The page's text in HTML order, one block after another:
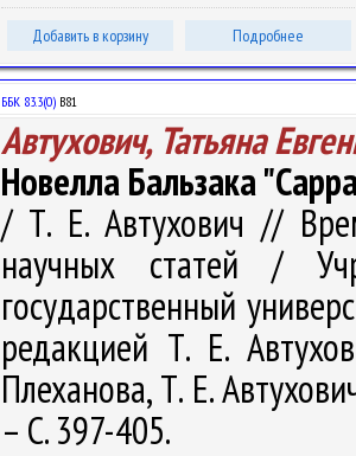
Добавить в корзину Подробнее
ББК 83.3(0) В81
Автухович, Татьяна
Новелла Бальзака
/ Т. Е. Автухович //
научных статей /
государственный
редакцией Т. Е.
Плеханова, Т. Е.
– С. 397-405.